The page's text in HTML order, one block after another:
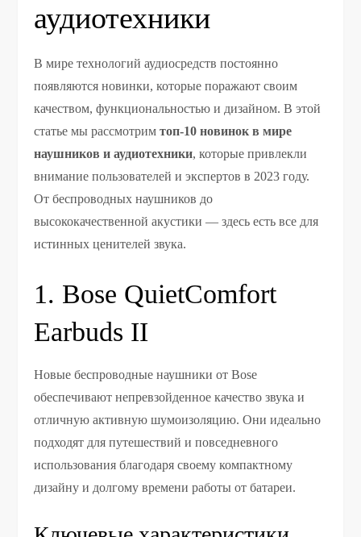
аудиотехники
В мире технологий аудиосредств постоянно
появляются новинки, которые поражают своим
качеством, функциональностью и дизайном. В этой
статье мы рассмотримтоп-10 новинок в мире
наушников и аудиотехники, которые привлекли
внимание пользователей и экспертов в 2023 году.
От беспроводных наушников до
высококачественной акустики — здесь есть все для
истинных ценителей звука.
1. Bose QuietComfort
Earbuds II
Новые беспроводные наушники от Bose
обеспечивают непревзойденное качество звука и
отличную активную шумоизоляцию. Они идеально
подходят для путешествий и повседневного
использования благодаря своему компактному
дизайну и долгому времени работы от батареи.